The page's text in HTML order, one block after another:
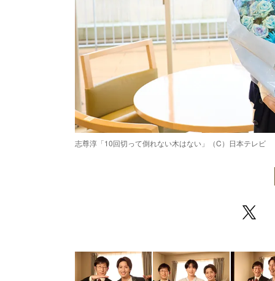
志尊淳「10回切って倒れない木はない」（C）日本テレビ